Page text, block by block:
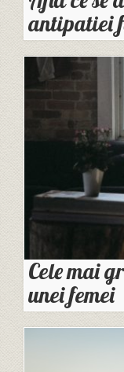
antipatiei
Cele mai
unei femei